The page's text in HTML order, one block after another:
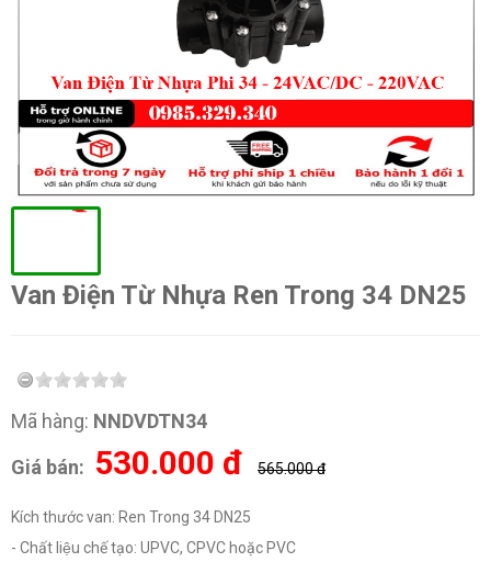
Van Điện Từ Nhựa Ren Trong 34 DN25
Mã hàng: NNDVDTN34
Giá bán: 530.000 đ 565.000 đ
Kích thước van: Ren Trong 34 DN25
- Chất liệu chế tạo: UPVC, CPVC hoặc PVC